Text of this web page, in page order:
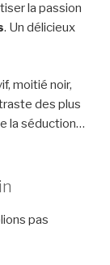
la passion
. Un délicieux
moitié noir,
des plus
la séduction…
pas